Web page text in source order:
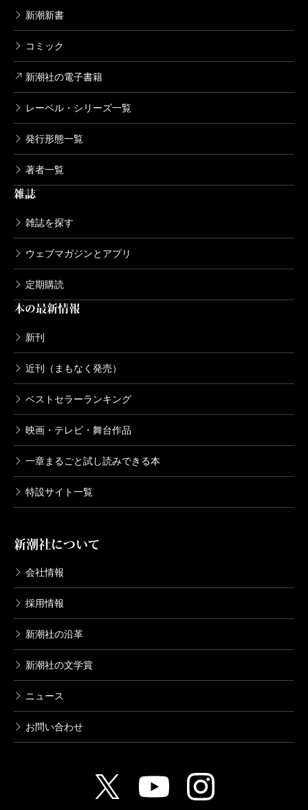
新潮新書
コミック
新潮社の電子書籍
レーベル・シリーズ一覧
発行形態一覧
著者一覧
雑誌
雑誌を探す
ウェブマガジンとアプリ
定期購読
本の最新情報
新刊
近刊（まもなく発売）
ベストセラーランキング
映画・テレビ・舞台作品
一章まるごと試し読みできる本
特設サイト一覧
新潮社について
会社情報
採用情報
新潮社の沿革
新潮社の文学賞
ニュース
お問い合わせ